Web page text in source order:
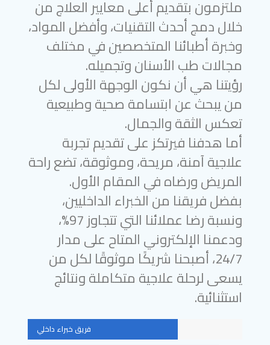
ملتزمون بتقديم أعلى معايير العلاج من
خلال دمج أحدث التقنيات، وأفضل المواد،
وخبرة أطبائنا المتخصصين في مختلف
مجالات طب الأسنان وتجميله.
رؤيتنا هي أن نكون الوجهة الأولى لكل
من يبحث عن ابتسامة صحية وطبيعية
تعكس الثقة والجمال.
أما هدفنا فيرتكز على تقديم تجربة
علاجية آمنة، مريحة، وموثوقة، تضع راحة
المريض ورضاه في المقام الأول.
بفضل فريقنا من الخبراء الداخليين،
ونسبة رضا عملائنا التي تتجاوز 97%،
ودعمنا الإلكتروني المتاح على مدار
24/7، أصبحنا شريكًا موثوقًا لكل من
يسعى لرحلة علاجية متكاملة ونتائج
استثنائية.
فريق خبراء داخلي